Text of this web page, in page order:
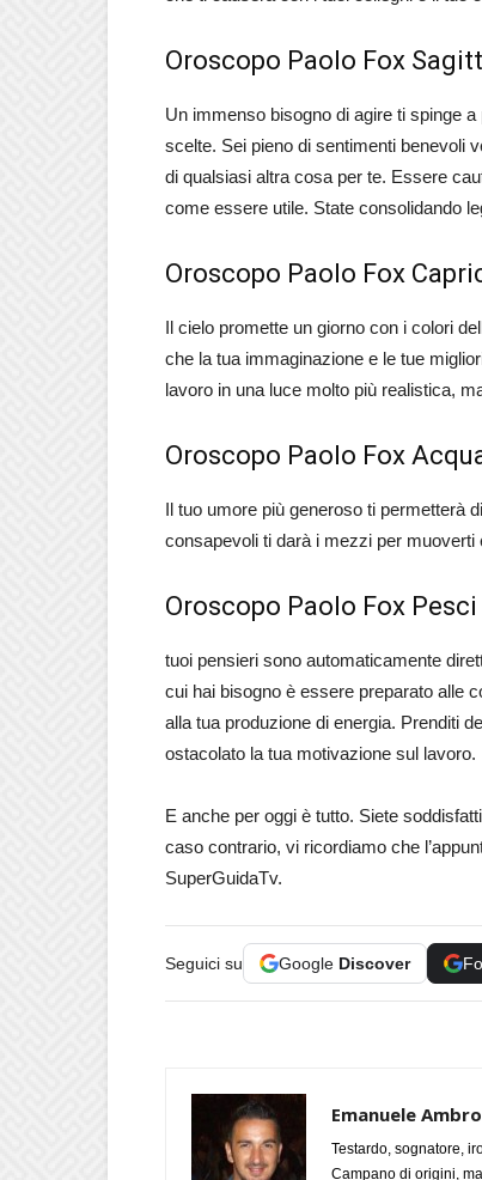
Oroscopo Paolo Fox
Un immenso bisogno di agire ti spinge
scelte. Sei pieno di sentimenti benevoli
di qualsiasi altra cosa per te. Essere
come essere utile. State consolidando
Oroscopo Paolo Fox
Il cielo promette un giorno con i colori
che la tua immaginazione e le tue
lavoro in una luce molto più realistica,
Oroscopo Paolo Fox
Il tuo umore più generoso ti permetterà
consapevoli ti darà i mezzi per
Oroscopo Paolo Fox Pesci
tuoi pensieri sono automaticamente
cui hai bisogno è essere preparato alle
alla tua produzione di energia. Prenditi
ostacolato la tua motivazione sul lavoro.
E anche per oggi è tutto. Siete
caso contrario, vi ricordiamo che
SuperGuidaTv.
Seguici su Google Discover
Emanuele
Testardo, sognatore,
Campano di origini,